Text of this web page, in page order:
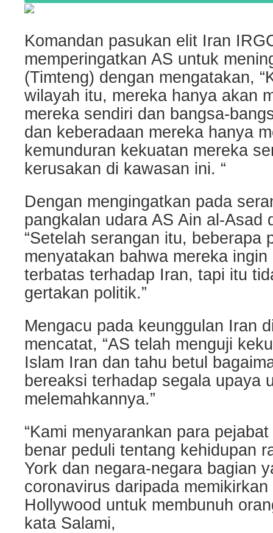
Komandan pasukan elit Iran
memperingatkan AS untuk
(Timteng) dengan mengatakan,
wilayah itu, mereka hanya akan
mereka sendiri dan bangsa-
dan keberadaan mereka hanya
kemunduran kekuatan mereka
kerusakan di kawasan ini. “
Dengan mengingatkan pada
pangkalan udara AS Ain al-Asad
“Setelah serangan itu, beberapa
menyatakan bahwa mereka
terbatas terhadap Iran, tapi itu
gertakan politik.”
Mengacu pada keunggulan Iran
mencatat, “AS telah menguji
Islam Iran dan tahu betul
bereaksi terhadap segala upaya
melemahkannya.”
“Kami menyarankan para
benar peduli tentang kehidupan
York dan negara-negara bagian
coronavirus daripada
Hollywood untuk membunuh
kata Salami,